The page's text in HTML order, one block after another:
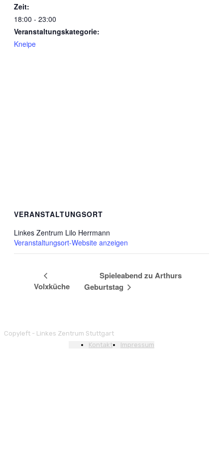
Zeit:
18:00 - 23:00
Veranstaltungskategorie:
Kneipe
VERANSTALTUNGSORT
Linkes Zentrum Lilo Herrmann
Veranstaltungsort-Website anzeigen
Volxküche
Spieleabend zu Arthurs
Geburtstag
Copyleft - Linkes Zentrum Stuttgart
Kontakt
Impressum